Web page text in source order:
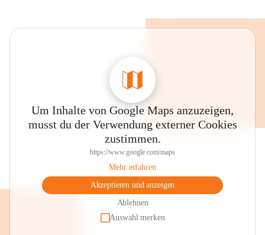
Um Inhalte von Google Maps anzuzeigen,
musst du der Verwendung externer Cookies
zustimmen.
https://www.google.com/maps
Mehr erfahren
Akzeptieren und anzeigen
Ablehnen
Auswahl merken